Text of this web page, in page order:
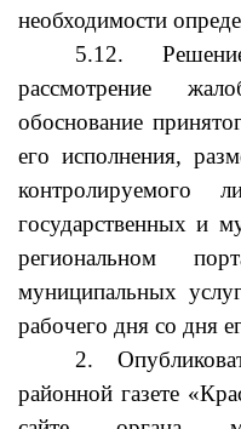
необходимости
5.12.
рассмотрение
обоснование
его исполнения,
контролируемого
государственных и
региональном
муниципальных
рабочего дня со дня
2.
районной газете